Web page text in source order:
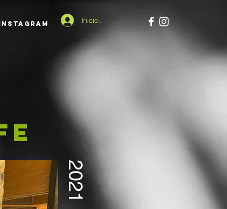
Inicio de sesión
2021